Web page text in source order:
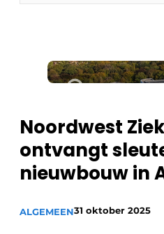
Bouwen aan de Zorg
Direct contact
Jaarboek
Jubileumboek
Meest gelezen
Podcasts
Productinformatie
Ziekenhuizen
Privéklinieken
Noordwest
ontvangt
nieuwbouw in
ALGEMEEN31 oktober 2025